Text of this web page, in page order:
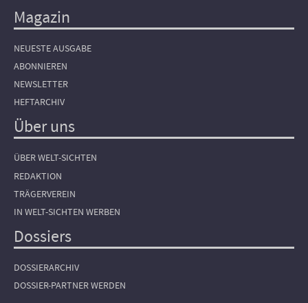
Magazin
NEUESTE AUSGABE
ABONNIEREN
NEWSLETTER
HEFTARCHIV
Über uns
ÜBER WELT-SICHTEN
REDAKTION
TRÄGERVEREIN
IN WELT-SICHTEN WERBEN
Dossiers
DOSSIERARCHIV
DOSSIER-PARTNER WERDEN